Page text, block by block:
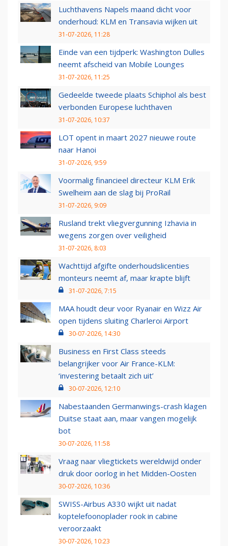
Luchthavens Napels maand dicht voor
onderhoud: KLM en Transavia wijken uit
31-07-2026, 11:28
Einde van een tijdperk: Washington Dulles
neemt afscheid van Mobile Lounges
31-07-2026, 11:25
Gedeelde tweede plaats Schiphol als best
verbonden Europese luchthaven
31-07-2026, 10:37
LOT opent in maart 2027 nieuwe route
naar Hanoi
31-07-2026, 9:59
Voormalig financieel directeur KLM Erik
Swelheim aan de slag bij ProRail
31-07-2026, 9:09
Rusland trekt vliegvergunning Izhavia in
wegens zorgen over veiligheid
31-07-2026, 8:03
Wachttijd afgifte onderhoudslicenties
monteurs neemt af, maar krapte blijft
31-07-2026, 7:15
MAA houdt deur voor Ryanair en Wizz Air
open tijdens sluiting Charleroi Airport
30-07-2026, 14:30
Business en First Class steeds
belangrijker voor Air France-KLM:
‘investering betaalt zich uit’
30-07-2026, 12:10
Nabestaanden Germanwings-crash klagen
Duitse staat aan, maar vangen mogelijk
bot
30-07-2026, 11:58
Vraag naar vliegtickets wereldwijd onder
druk door oorlog in het Midden-Oosten
30-07-2026, 10:36
SWISS-Airbus A330 wijkt uit nadat
koptelefoonoplader rook in cabine
veroorzaakt
30-07-2026, 10:23